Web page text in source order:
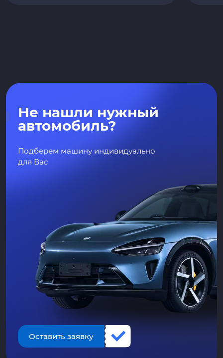
Не нашли нужный
автомобиль?
Подберем машину индивидуально
для Вас
Оставить заявку